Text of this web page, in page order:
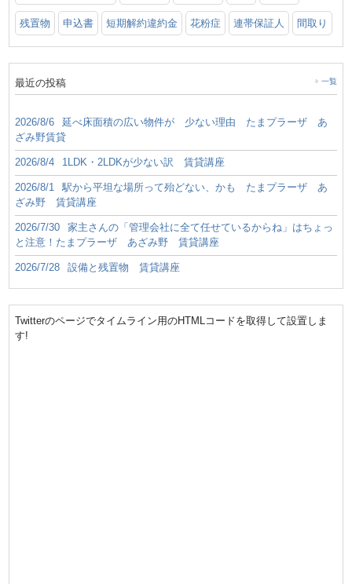
残置物 申込書 短期解約違約金 花粉症 連帯保証人 間取り
最近の投稿 一覧
2026/8/6
延べ床面積の広い物件が 少ない理由 たまプラーザ あ
ざみ野賃貸
2026/8/4 1LDK・2LDKが少ない訳 賃貸講座
2026/8/1
駅から平坦な場所って殆どない、かも たまプラーザ あ
ざみ野 賃貸講座
2026/7/30
家主さんの「管理会社に全て任せているからね」はちょっ
と注意！たまプラーザ あざみ野 賃貸講座
2026/7/28 設備と残置物 賃貸講座
Twitterのページでタイムライン用のHTMLコードを取得して設置しま
す!